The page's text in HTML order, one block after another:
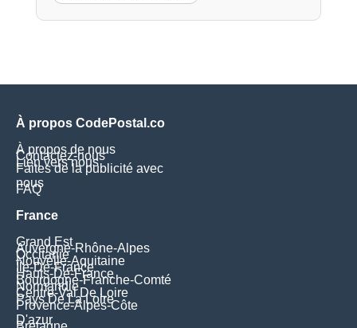
À propos CodePostal.co
À propos de nous
Contactez-nous
Lien vers nous
Faites de la publicité avec
nous
FAQ
France
Grand Est
Auvergne-Rhône-Alpes
Occitanie
Nouvelle-Aquitaine
Île-De-France
Hauts-De-France
Bourgogne-Franche-Comté
Normandie
Centre-Val De Loire
Pays De La Loire
Provence-Alpes-Côte
D'azur